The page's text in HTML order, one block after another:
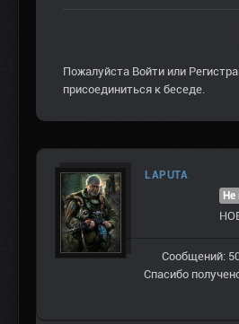
Пожалуйста Войти или
присоединиться к беседе.
LAPUTA
Не
Сообщений:
Спасибо